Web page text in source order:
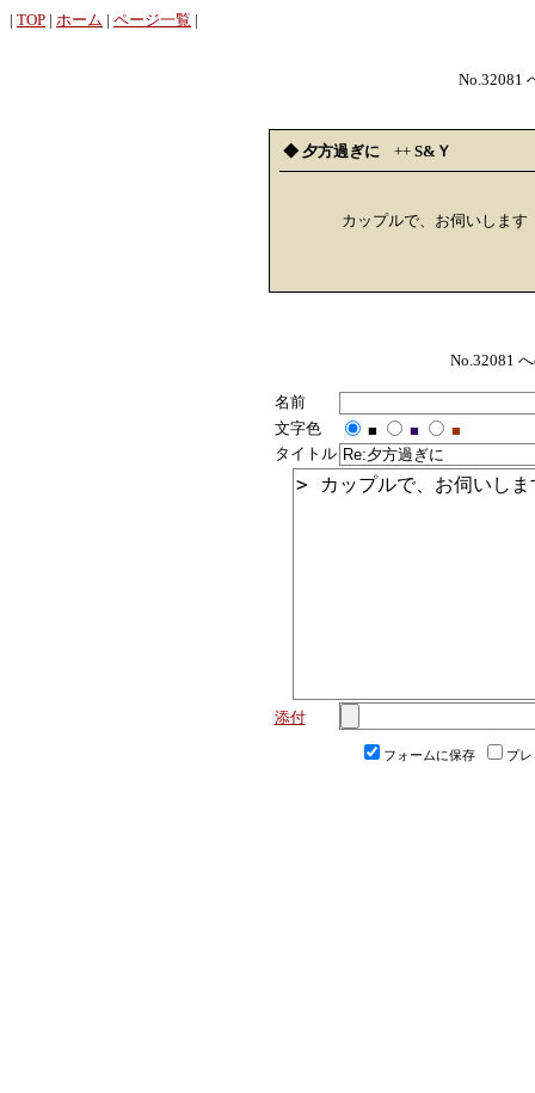
| TOP | ホーム | ページ一覧 |
No.32081
◆ 夕方過ぎに ++ S&Ｙ
カップルで、お伺いします
No.32081
名前
文字色
■ ■
■
タイトル
添付
フォームに保存 プ